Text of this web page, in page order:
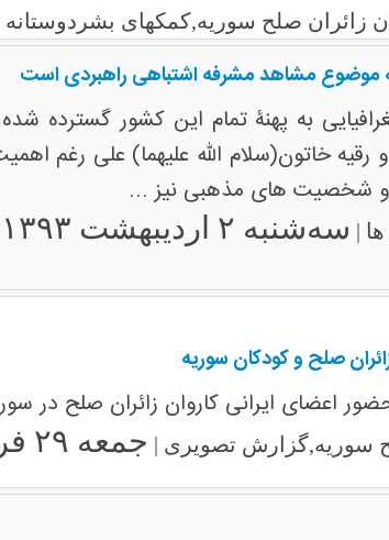
زائران صلح سوریه,کمکهای بشردوستانه |
موضوع مشاهد مشرفه اشتباهی راهبردی است
به پهنۀ تمام این کشور گسترده
خاتون(سلام الله علیهما) علی رغم
شخصیت های مذهبی نیز ...
| سه‌شنبه ۲ اردیبهشت ۱۳۹۳
صلح و کودکان سوریه
اعضای ایرانی کاروان زائران صلح در
سوریه,گزارش تصویری | جمعه ۲۹ فروردین ۱۳۹۳